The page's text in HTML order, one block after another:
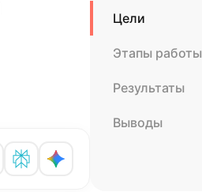
Цели
Этапы работы
Результаты
Выводы